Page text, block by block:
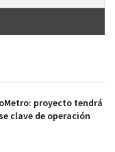
proyecto tendrá
clave de operación